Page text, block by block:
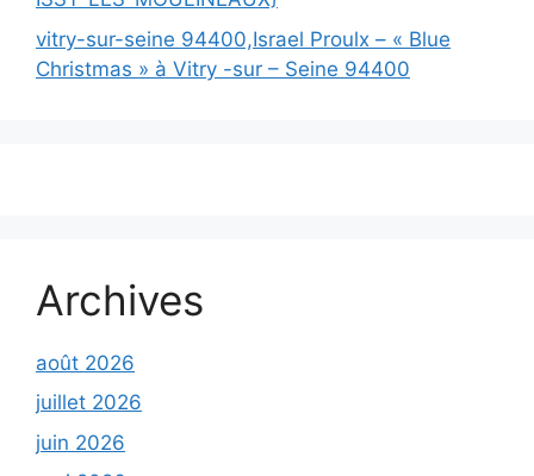
vitry-sur-seine 94400,Israel Proulx – « Blue
Christmas » à Vitry -sur – Seine 94400
Archives
août 2026
juillet 2026
juin 2026